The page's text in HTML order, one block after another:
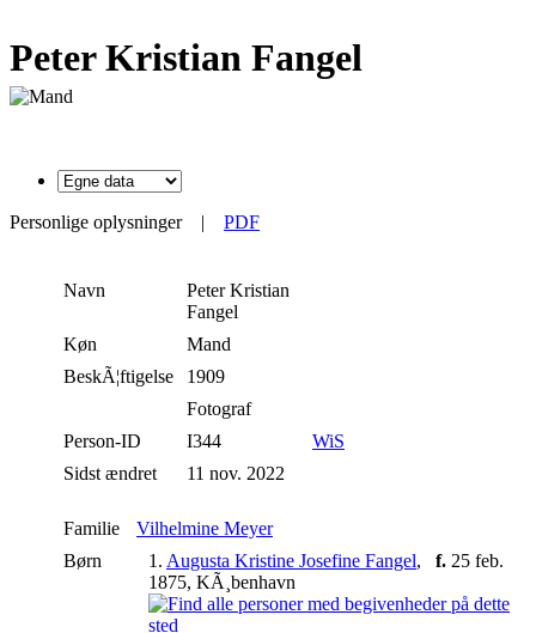
Peter Kristian Fangel
Personlige oplysninger| PDF
Navn
Peter Kristian
Fangel
Køn
Mand
BeskÃ¦ftigelse
1909
Fotograf
Person-ID
I344
WiS
Sidst ændret
11 nov. 2022
Familie
Vilhelmine Meyer
Børn
1. Augusta Kristine Josefine Fangel, f. 25 feb.
1875, KÃ¸benhavn